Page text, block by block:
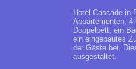
Hotel Cascade in
Appartementen,
Doppelbett, ein
ein eingebautes
der Gäste bei.
ausgestaltet.